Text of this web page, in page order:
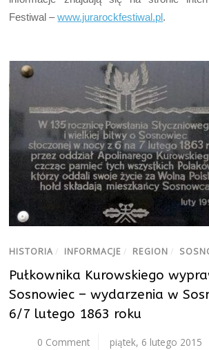
Festiwal –www.jurarockfestiwal.pl.
HISTORIA / INFORMACJE / REGION /
Pułkownika Kurowskiego
Sosnowiec – wydarzenia w
6/7 lutego 1863 roku
0 Comment piątek, 6 lutego 2015